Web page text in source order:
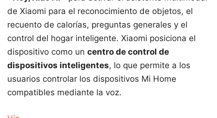
de Xiaomi para el reconocimiento de objetos, el
recuento de calorías, preguntas generales y el
control del hogar inteligente. Xiaomi posiciona el
dispositivo como un centro de control de
dispositivos inteligentes, lo que permite a los
usuarios controlar los dispositivos Mi Home
compatibles mediante la voz.